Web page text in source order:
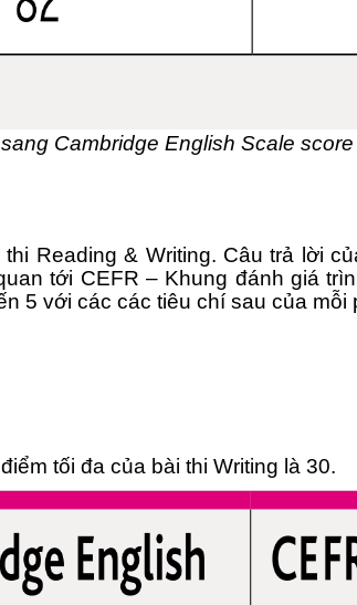
Cambridge English Scale
Reading & Writing. Câu trả lời
tới CEFR – Khung đánh giá
5 với các các tiêu chí sau của mỗi
tối đa của bài thi Writing là 30.